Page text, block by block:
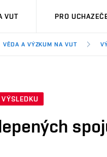
VUT PRO
VĚDA A VÝZKUM NA VUT